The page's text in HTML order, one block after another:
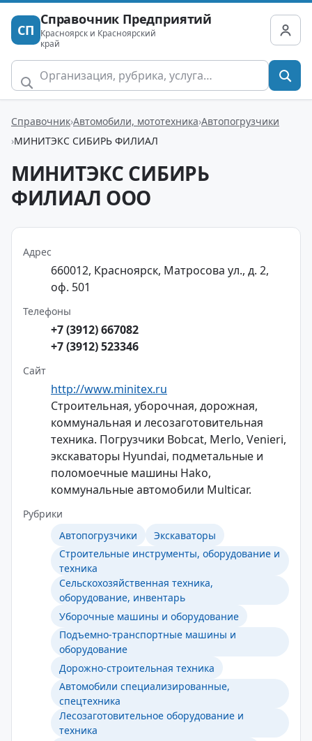
СП
Справочник Предприятий
Красноярск и Красноярский
край
Справочник Автомобили, мототехника Автопогрузчики
МИНИТЭКС СИБИРЬ ФИЛИАЛ
МИНИТЭКС СИБИРЬ
ФИЛИАЛ ООО
Адрес
660012, Красноярск, Матросова ул., д. 2,
оф. 501
Телефоны
+7 (3912) 667082
+7 (3912) 523346
Сайт
http://www.minitex.ru
Строительная, уборочная, дорожная,
коммунальная и лесозаготовительная
техника. Погрузчики Bobcat, Merlo, Venieri,
экскаваторы Hyundai, подметальные и
поломоечные машины Hako,
коммунальные автомобили Multicar.
Рубрики
Автопогрузчики
Экскаваторы
Строительные инструменты, оборудование и
техника
Сельскохозяйственная техника,
оборудование, инвентарь
Уборочные машины и оборудование
Подъемно-транспортные машины и
оборудование
Дорожно-строительная техника
Автомобили специализированные,
спецтехника
Лесозаготовительное оборудование и
техника